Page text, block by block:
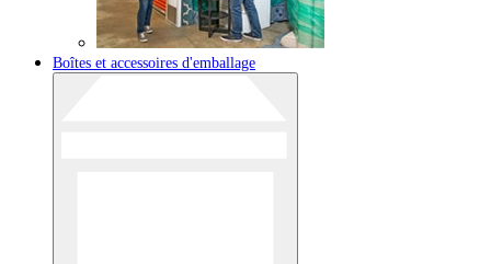
Boîtes et accessoires d'emballage